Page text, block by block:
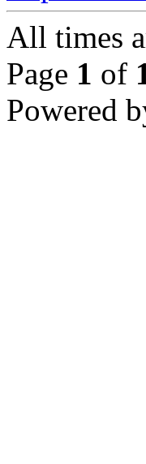
All times
Page 1 of
Powered